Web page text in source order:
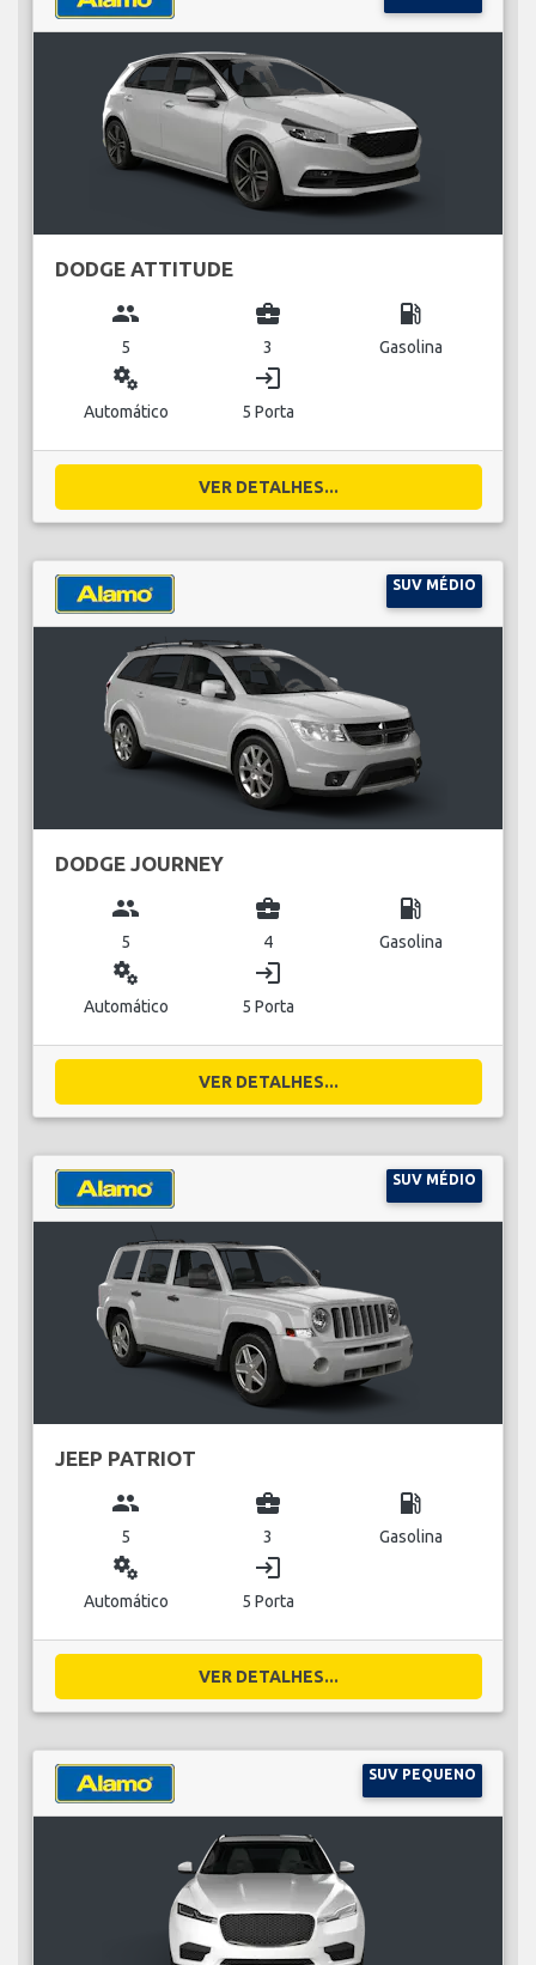
DODGE ATTITUDE
group
5
business_center
3
local_gas_station
Gasolina
miscellaneous_services
Automático
login
5 Porta
VER DETALHES...
SUV MÉDIO
DODGE JOURNEY
group
5
business_center
4
local_gas_station
Gasolina
miscellaneous_services
Automático
login
5 Porta
VER DETALHES...
SUV MÉDIO
JEEP PATRIOT
group
5
business_center
3
local_gas_station
Gasolina
miscellaneous_services
Automático
login
5 Porta
VER DETALHES...
SUV PEQUENO